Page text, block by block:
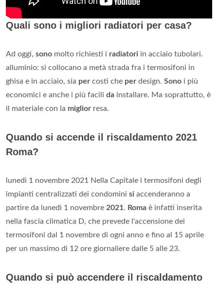
Quali sono i migliori radiatori per casa?
Ad oggi, sono molto richiesti i radiatori in acciaio tubolari.
alluminio: si collocano a metà strada fra i termosifoni in
ghisa e in acciaio, sia per costi che per design. Sono i più
economici e anche i più facili da installare. Ma soprattutto, è
il materiale con la miglior resa.
Quando si accende il riscaldamento 2021
Roma?
lunedì 1 novembre 2021 Nella Capitale i termosifoni degli
impianti centralizzati dei condomini si accenderanno a
partire da lunedì 1 novembre 2021. Roma è infatti inserita
nella fascia climatica D, che prevede l'accensione dei
termosifoni dal 1 novembre di ogni anno e fino al 15 aprile
per un massimo di 12 ore giornaliere dalle 5 alle 23.
Quando si può accendere il riscaldamento